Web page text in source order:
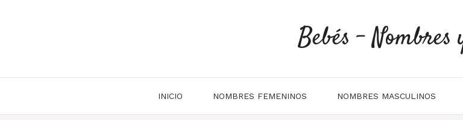
Bebés - Nombres
INICIO NOMBRES FEMENINOS NOMBRES MASCULINOS